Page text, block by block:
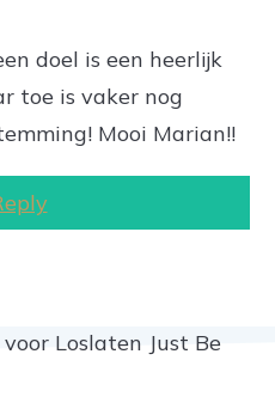
doel is een heerlijk
toe is vaker nog
Mooi Marian!!